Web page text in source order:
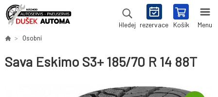
Hledej rezervace Košík Menu
Osobní
Sava Eskimo S3+ 185/70 R 14 88T